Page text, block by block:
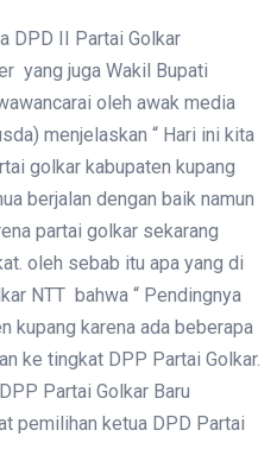
DPD II Partai Golkar
yang juga Wakil Bupati
oleh awak media
menjelaskan “ Hari ini kita
golkar kabupaten kupang
berjalan dengan baik namun
partai golkar sekarang
oleh sebab itu apa yang di
NTT bahwa “ Pendingnya
kupang karena ada beberapa
ke tingkat DPP Partai Golkar.
Partai Golkar Baru
pemilihan ketua DPD Partai